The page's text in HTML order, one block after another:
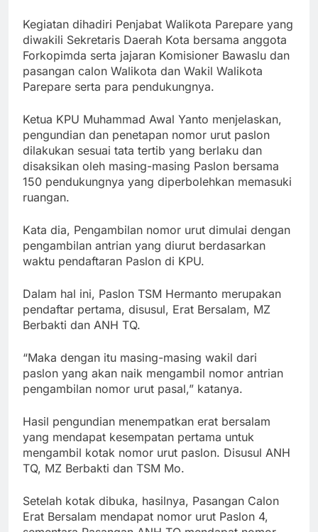
Kegiatan dihadiri Penjabat Walikota Parepare yang
diwakili Sekretaris Daerah Kota bersama anggota
Forkopimda serta jajaran Komisioner Bawaslu dan
pasangan calon Walikota dan Wakil Walikota
Parepare serta para pendukungnya.
Ketua KPU Muhammad Awal Yanto menjelaskan,
pengundian dan penetapan nomor urut paslon
dilakukan sesuai tata tertib yang berlaku dan
disaksikan oleh masing-masing Paslon bersama
150 pendukungnya yang diperbolehkan memasuki
ruangan.
Kata dia, Pengambilan nomor urut dimulai dengan
pengambilan antrian yang diurut berdasarkan
waktu pendaftaran Paslon di KPU.
Dalam hal ini, Paslon TSM Hermanto merupakan
pendaftar pertama, disusul, Erat Bersalam, MZ
Berbakti dan ANH TQ.
“Maka dengan itu masing-masing wakil dari
paslon yang akan naik mengambil nomor antrian
pengambilan nomor urut pasal,” katanya.
Hasil pengundian menempatkan erat bersalam
yang mendapat kesempatan pertama untuk
mengambil kotak nomor urut paslon. Disusul ANH
TQ, MZ Berbakti dan TSM Mo.
Setelah kotak dibuka, hasilnya, Pasangan Calon
Erat Bersalam mendapat nomor urut Paslon 4,